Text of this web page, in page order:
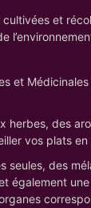
et
et
herbes, des
vos plats
seules, des
également